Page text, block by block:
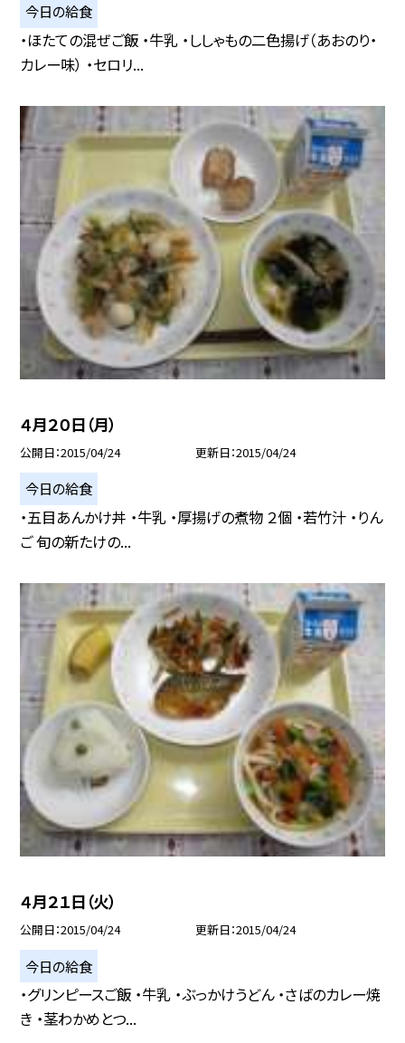
今日の給食
・ほたての混ぜご飯 ・牛乳 ・ししゃもの二色揚げ（あおのり・
カレー味） ・セロリ...
４月２０日（月）
公開日 2015/04/24 更新日 2015/04/24
今日の給食
・五目あんかけ丼 ・牛乳 ・厚揚げの煮物 ２個 ・若竹汁 ・りん
ご 旬の新たけの...
４月２１日（火）
公開日 2015/04/24 更新日 2015/04/24
今日の給食
・グリンピースご飯 ・牛乳 ・ぶっかけうどん ・さばのカレー焼
き ・茎わかめとつ...